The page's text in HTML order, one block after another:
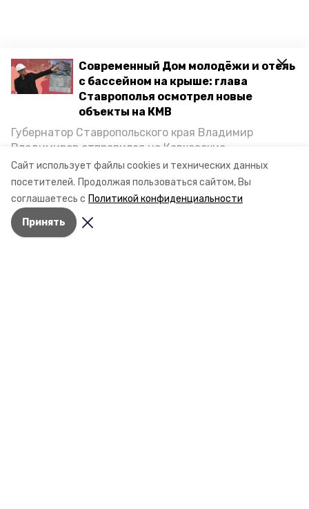
Сайт использует файлы cookies и технических данных
посетителей. Продолжая пользоваться сайтом, Вы
соглашаетесь с Политикой конфиденциальности
Принять
Современный Дом молодёжи и отель
с бассейном на крыше: глава
Ставрополья осмотрел новые
объекты на КМВ
Губернатор Ставропольского края Владимир
Владимиров отправился на Кавказские
Минеральные Воды, чтобы проинспектировать
строительство объектов в Кисловодске и
Минводах, а также выслушать предложения о
постройке новых точек притяжения для местных
жителей. Подробнее — в материале «Победы26».
Разделы